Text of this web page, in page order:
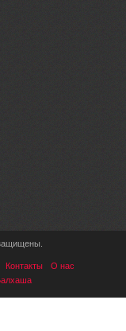
Контакты
О нас